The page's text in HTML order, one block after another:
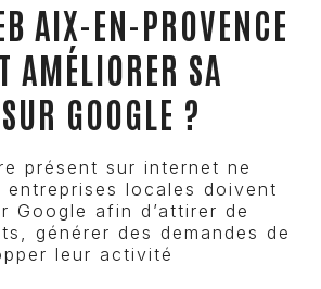
AIX-EN-PROVENCE
AMÉLIORER SA
GOOGLE ?
présent sur internet ne
locales doivent
Google afin d’attirer de
générer des demandes de
leur activité